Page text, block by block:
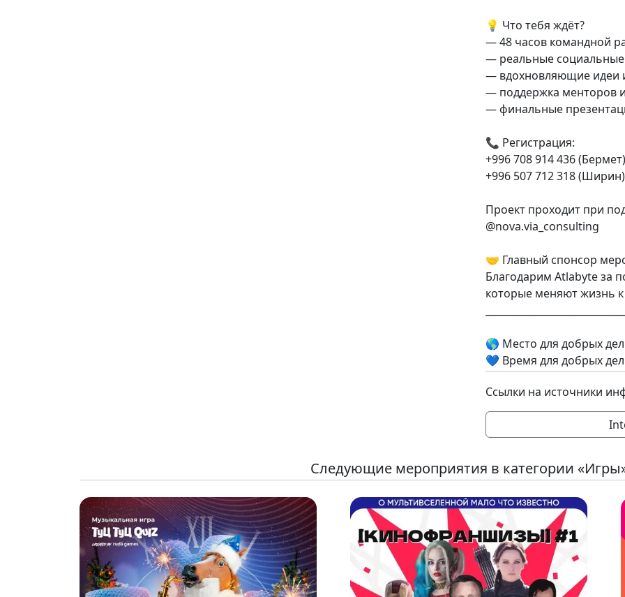
💡 Что тебя ждёт?
— 48 часов командной
— реальные
— вдохновляющие идеи
— поддержка менторов
— финальные
📞 Регистрация:
+996 708 914 436 (Бермет)
+996 507 712 318 (Ширин)
Проект проходит при
@nova.via_consulting
🤝 Главный спонсор
Благодарим Atlabyte за
которые меняют жизнь
🌎 Место для добрых
💙 Время для добрых
Ссылки на источники
Следующие мероприятия в категории